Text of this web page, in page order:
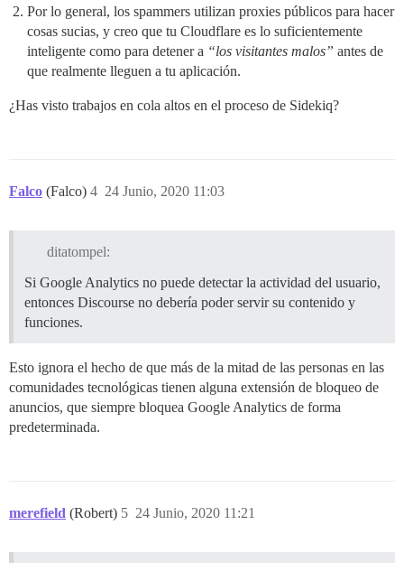
Por lo general, los spammers utilizan proxies públicos para hacer
cosas sucias, y creo que tu Cloudflare es lo suficientemente
inteligente como para detener a “los visitantes malos” antes de
que realmente lleguen a tu aplicación.
¿Has visto trabajos en cola altos en el proceso de Sidekiq?
Falco (Falco) 24 Junio, 2020 11:03
4
ditatompel:
Si Google Analytics no puede detectar la actividad del usuario,
entonces Discourse no debería poder servir su contenido y
funciones.
Esto ignora el hecho de que más de la mitad de las personas en las
comunidades tecnológicas tienen alguna extensión de bloqueo de
anuncios, que siempre bloquea Google Analytics de forma
predeterminada.
merefield (Robert) 24 Junio, 2020 11:21
5